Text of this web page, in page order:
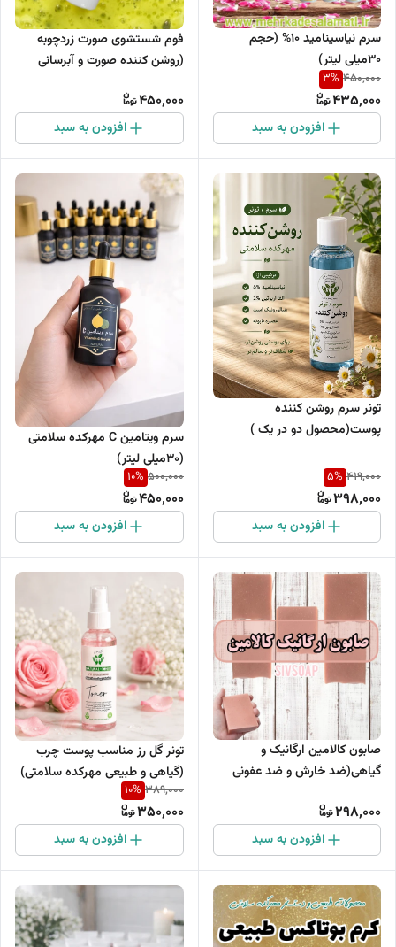
سرم نیاسینامید 10% (حجم
30میلی لیتر)
450,000
3%
435,000
افزودن به سبد
فوم شستشوی صورت زردچوبه
(روشن کننده صورت و آبرسانی
450,000
افزودن به سبد
تونر سرم روشن کننده
پوست(محصول دو در یک )
419,000
5%
398,000
افزودن به سبد
سرم ویتامین C مهرکده سلامتی
(۳۰میلی لیتر)
500,000
10%
450,000
افزودن به سبد
صابون کالامین ارگانیک و
گیاهی(ضد خارش و ضد عفونی
298,000
افزودن به سبد
تونر گل رز مناسب پوست چرب
(گیاهی و طبیعی مهرکده سلامتی)
حجم 120میلی لیتر
389,000
10%
350,000
افزودن به سبد